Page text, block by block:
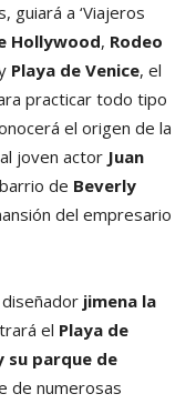
guiará a ‘Viajeros
Hollywood, Rodeo
Playa de Venice, el
practicar todo tipo
el origen de la
joven actor Juan
de Beverly
del empresario
jimena la
el Playa de
su parque de
de numerosas